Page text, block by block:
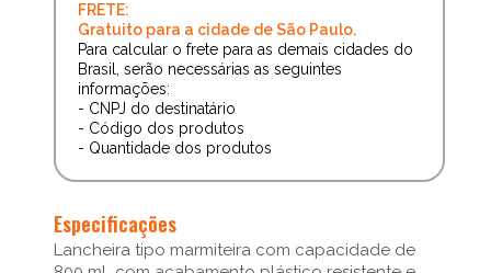
FRETE:
Gratuito para a cidade de São Paulo.
Para calcular o frete para as demais cidades do
Brasil, serão necessárias as seguintes
informações:
- CNPJ do destinatário
- Código dos produtos
- Quantidade dos produtos
Especificações
Lancheira tipo marmiteira com capacidade de